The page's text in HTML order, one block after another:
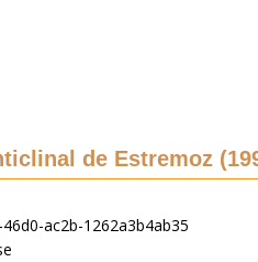
de Estremoz
ac2b-1262a3b4ab35